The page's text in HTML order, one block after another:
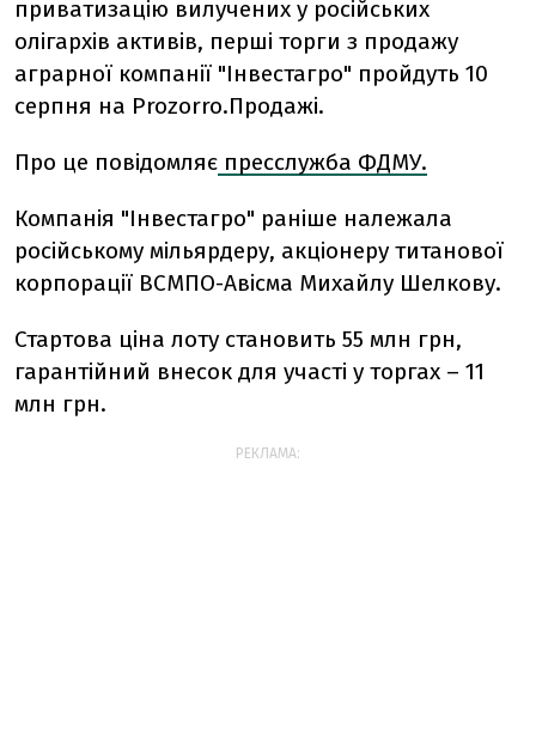
приватизацію вилучених у російських
олігархів активів, перші торги з продажу
аграрної компанії "Інвестагро" пройдуть 10
серпня на Prozorro.Продажі.
Про це повідомляє пресслужба ФДМУ.
Компанія "Інвестагро" раніше належала
російському мільярдеру, акціонеру титанової
корпорації ВСМПО-Авісма Михайлу Шелкову.
Стартова ціна лоту становить 55 млн грн,
гарантійний внесок для участі у торгах – 11
млн грн.
РЕКЛАМА: